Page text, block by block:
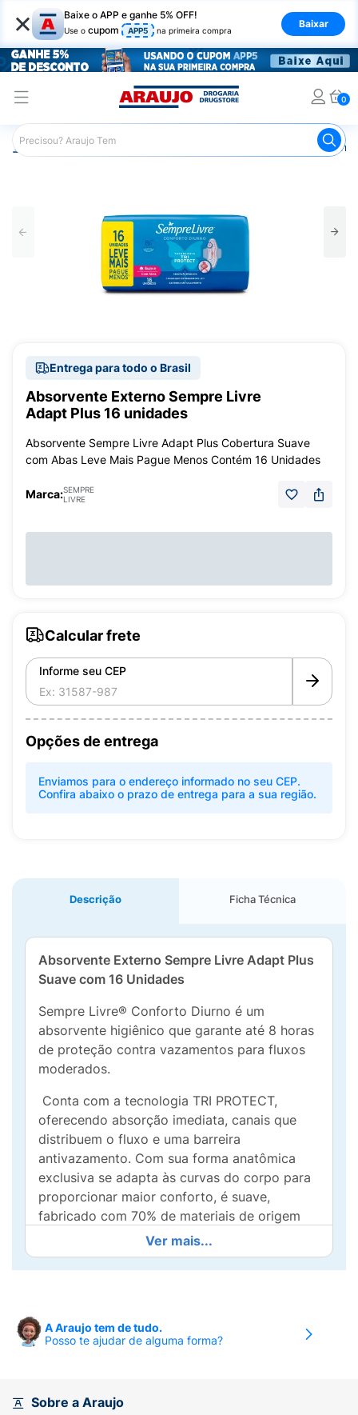
× Baixe o APP e ganhe 5% OFF!
Use o cupom APP5 na primeira compra
Baixar
0
Araujo Higiene Pessoal Absorvente
Entrega para todo o Brasil
Absorvente Externo Sempre Livre
Adapt Plus 16 unidades
Absorvente Sempre Livre Adapt Plus Cobertura Suave
com Abas Leve Mais Pague Menos Contém 16 Unidades
Marca:SEMPRE
LIVRE
Calcular frete
Informe seu CEP
Opções de entrega
Enviamos para o endereço informado no seu CEP.
Confira abaixo o prazo de entrega para a sua região.
Descrição Ficha Técnica
Absorvente Externo Sempre Livre Adapt Plus
Suave com 16 Unidades
Sempre Livre® Conforto Diurno é um
absorvente higiênico que garante até 8 horas
de proteção contra vazamentos para fluxos
moderados.
Conta com a tecnologia TRI PROTECT,
oferecendo absorção imediata, canais que
distribuem o fluxo e uma barreira
antivazamento. Com sua forma anatômica
exclusiva se adapta às curvas do corpo para
proporcionar maior conforto, é suave,
fabricado com 70% de materiais de origem
natural* e sem corantes. Além disso, foi
ginecologicamente testado, mantendo o pH
natural da sua zona íntima.
Ver mais...
A Araujo tem de tudo.
Posso te ajudar de alguma forma?
Sobre a Araujo